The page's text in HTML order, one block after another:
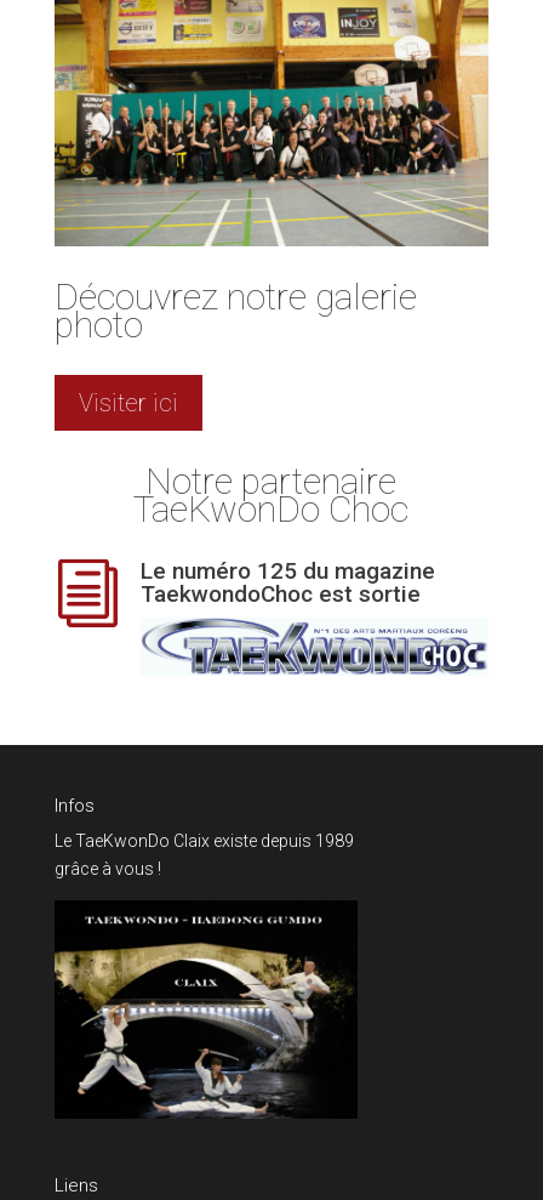
Découvrez notre galerie
photo
Visiter ici
Notre partenaire
TaeKwonDo Choc
i
Le numéro 125 du magazine
TaekwondoChoc est sortie
Infos
Le TaeKwonDo Claix existe depuis 1989
grâce à vous !
Liens